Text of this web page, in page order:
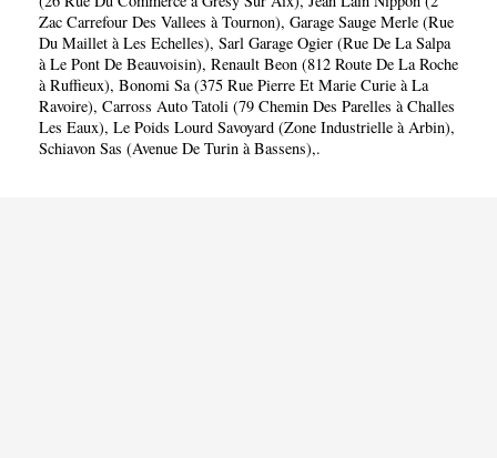
Zac Carrefour Des Vallees à Tournon), Garage Sauge Merle (Rue
Du Maillet à Les Echelles), Sarl Garage Ogier (Rue De La Salpa
à Le Pont De Beauvoisin), Renault Beon (812 Route De La Roche
à Ruffieux), Bonomi Sa (375 Rue Pierre Et Marie Curie à La
Ravoire), Carross Auto Tatoli (79 Chemin Des Parelles à Challes
Les Eaux), Le Poids Lourd Savoyard (Zone Industrielle à Arbin),
Schiavon Sas (Avenue De Turin à Bassens),.